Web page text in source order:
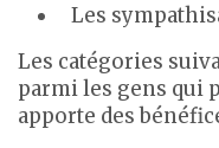
Les
Les catégories
parmi les gens qui
apporte des